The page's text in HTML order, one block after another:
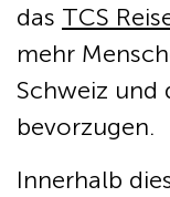
das TCS
mehr
Schweiz und
bevorzugen.
Innerhalb